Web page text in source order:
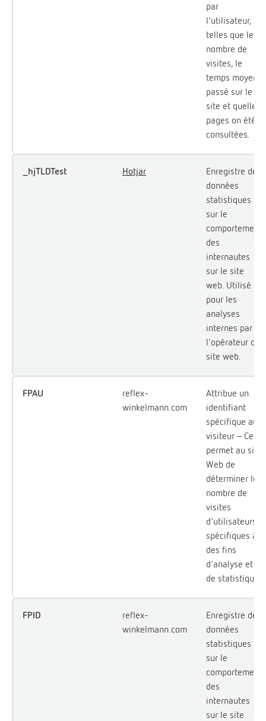
par
l'utilisateur,
telles que le
nombre de
visites, le
temps moyen
passé sur le
site et quelles
pages on été
consultées.
_hjTLDTest Hotjar
Enregistre des
données
statistiques
sur le
comportement
des
internautes
sur le site
web. Utilisé
pour les
analyses
internes par
l'opérateur du
site web.
FPAU
reflex-
winkelmann.com
Attribue un
identifiant
spécifique au
visiteur - Cela
permet au site
Web de
déterminer le
nombre de
visites
d'utilisateurs
spécifiques à
des fins
d'analyse et
de statistique.
FPID
reflex-
winkelmann.com
Enregistre des
données
statistiques
sur le
comportement
des
internautes
sur le site